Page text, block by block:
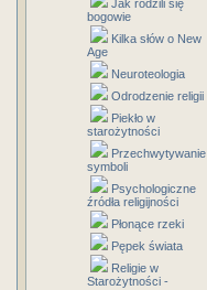
Jak rodzili się
bogowie
Kilka słów o New
Age
Neuroteologia
Odrodzenie religii
Piekło w
starożytności
Przechwytywanie
symboli
Psychologiczne
źródła religijności
Płonące rzeki
Pępek świata
Religie w
Starożytności -